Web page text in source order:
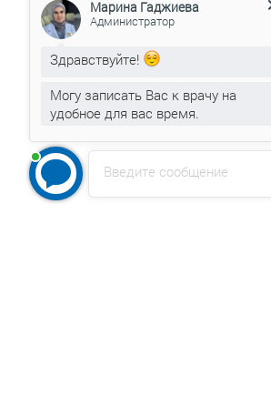
Введите сообщение
Администратор
Здравствуйте!
удобное для вас время.
Марина Гаджиевапечатает...